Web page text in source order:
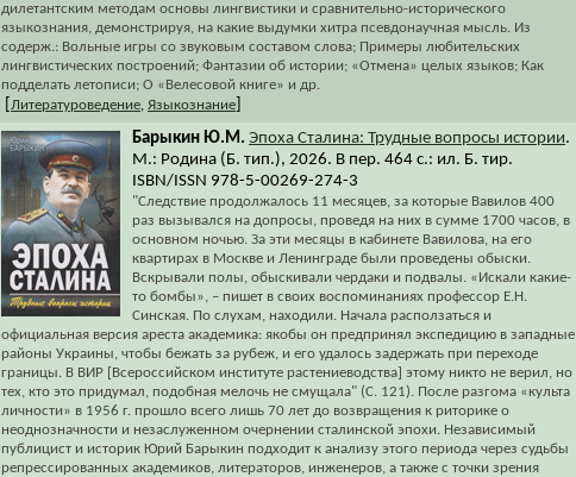
дилетантским методам основы лингвистики и сравнительно-исторического
языкознания, демонстрируя, на какие выдумки хитра псевдонаучная мысль. Из
содерж.: Вольные игры со звуковым составом слова; Примеры любительских
лингвистических построений; Фантазии об истории; «Отмена» целых языков; Как
подделать летописи; О «Велесовой книге» и др.
Литературоведение, Языкознание
Барыкин Ю.М. Эпоха Сталина: Трудные вопросы истории.
М.: Родина (Б. тип.), 2026. В пер. 464 с.: ил. Б. тир.
ISBN/ISSN 978-5-00269-274-3
"Следствие продолжалось 11 месяцев, за которые Вавилов 400
раз вызывался на допросы, проведя на них в сумме 1700 часов, в
основном ночью. За эти месяцы в кабинете Вавилова, на его
квартирах в Москве и Ленинграде были проведены обыски.
Вскрывали полы, обыскивали чердаки и подвалы. «Искали какие-
то бомбы», – пишет в своих воспоминаниях профессор Е.Н.
Синская. По слухам, находили. Начала расползаться и
официальная версия ареста академика: якобы он предпринял экспедицию в западные
районы Украины, чтобы бежать за рубеж, и его удалось задержать при переходе
границы. В ВИР [Всероссийском институте растениеводства] этому никто не верил, но
тех, кто это придумал, подобная мелочь не смущала" (С. 121). После разгома «культа
личности» в 1956 г. прошло всего лишь 70 лет до возвращения к риторике о
неоднозначности и незаслуженном очернении сталинской эпохи. Независимый
публицист и историк Юрий Барыкин подходит к анализу этого периода через судьбы
репрессированных академиков, литераторов, инженеров, а также с точки зрения